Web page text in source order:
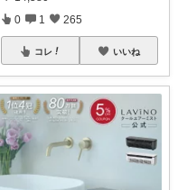
0 1 265
コレ いいね